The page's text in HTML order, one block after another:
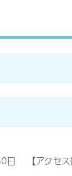
日 【アクセス